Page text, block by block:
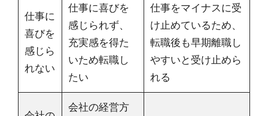
仕事に
喜びを
感じら
れない
仕事に喜びを
感じられず、
充実感を得た
いため転職し
たい
仕事をマイナスに受
け止めているため、
転職後も早期離職し
やすいと受け止めら
れる
会社の経営方